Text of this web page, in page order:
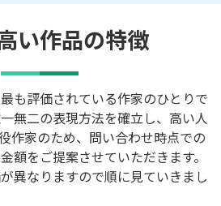
い作品の特徴
も評価されている作家のひとりで
無二の表現方法を確立し、高い人
作家のため、問い合わせ時点での
額をご提案させていただきます。
異なりますので順に見ていきまし